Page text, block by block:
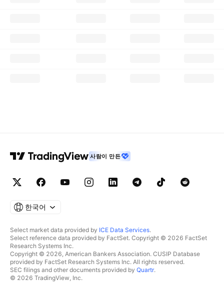
사람이 만든
한국어
Select market data provided by ICE Data Services.
Select reference data provided by FactSet. Copyright © 2026 FactSet
Research Systems Inc.
Copyright © 2026, American Bankers Association. CUSIP Database
provided by FactSet Research Systems Inc. All rights reserved.
SEC filings and other documents provided by Quartr.
© 2026 TradingView, Inc.